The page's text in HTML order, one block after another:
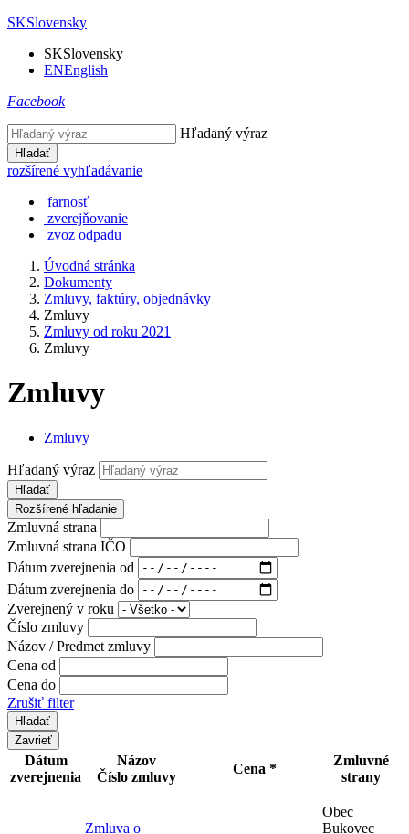
SKSlovensky
SKSlovensky
ENEnglish
Facebook
Hľadaný výraz
Hľadať
rozšírené vyhľadávanie
farnosť
zverejňovanie
zvoz odpadu
Úvodná stránka
Dokumenty
Zmluvy, faktúry, objednávky
Zmluvy
Zmluvy od roku 2021
Zmluvy
Zmluvy
Zmluvy
Hľadaný výraz
Hľadať
Rozšírené hľadanie
Zmluvná strana
Zmluvná strana IČO
Dátum zverejnenia od
Dátum zverejnenia do
Zverejnený v roku
Číslo zmluvy
Názov / Predmet zmluvy
Cena od
Cena do
Zrušiť filter
Zavrieť
Dátum
zverejnenia
Názov
Číslo zmluvy
Cena *
Zmluvné
strany
Zmluva o
Obec
Bukovec